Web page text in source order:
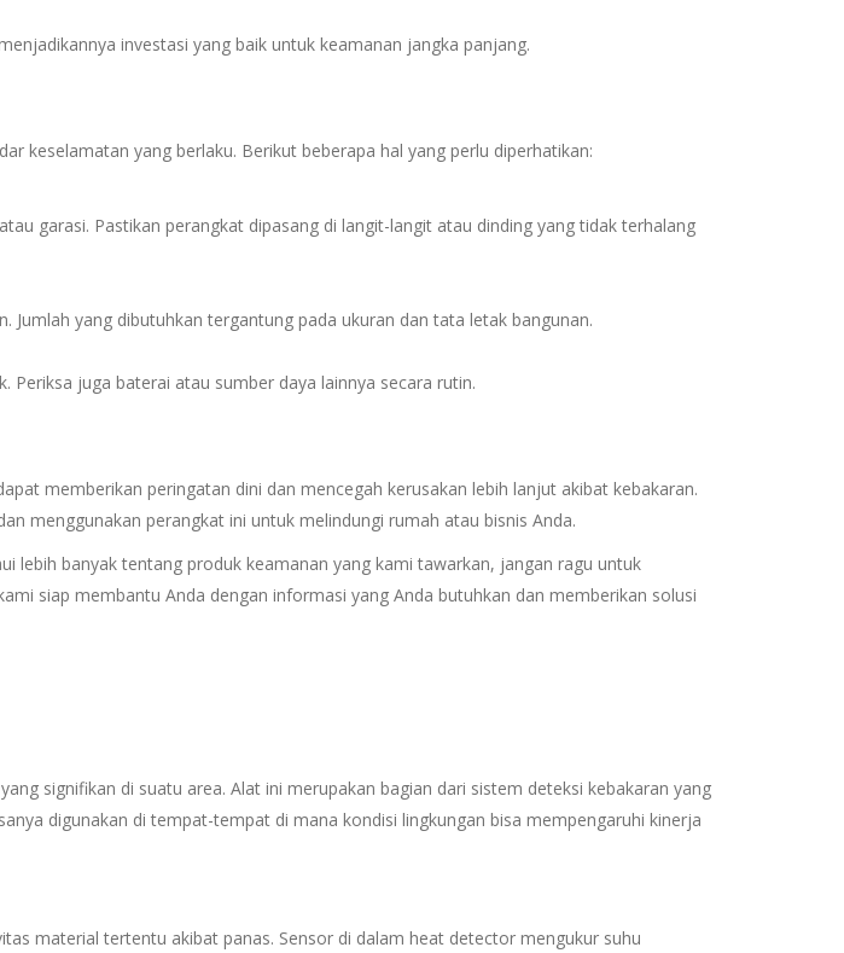
investasi yang baik untuk keamanan jangka panjang.
keselamatan yang berlaku. Berikut beberapa hal yang perlu diperhatikan:
garasi. Pastikan perangkat dipasang di langit-langit atau dinding yang tidak terhalang
yang dibutuhkan tergantung pada ukuran dan tata letak bangunan.
juga baterai atau sumber daya lainnya secara rutin.
memberikan peringatan dini dan mencegah kerusakan lebih lanjut akibat kebakaran.
menggunakan perangkat ini untuk melindungi rumah atau bisnis Anda.
lebih banyak tentang produk keamanan yang kami tawarkan, jangan ragu untuk
siap membantu Anda dengan informasi yang Anda butuhkan dan memberikan solusi
signifikan di suatu area. Alat ini merupakan bagian dari sistem deteksi kebakaran yang
digunakan di tempat-tempat di mana kondisi lingkungan bisa mempengaruhi kinerja
material tertentu akibat panas. Sensor di dalam heat detector mengukur suhu